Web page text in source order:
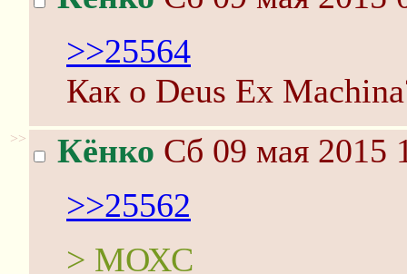
>>25564
Как о Deus Ex
>> Кёнко Сб 09 мая 2015
>>25562
> МОХС